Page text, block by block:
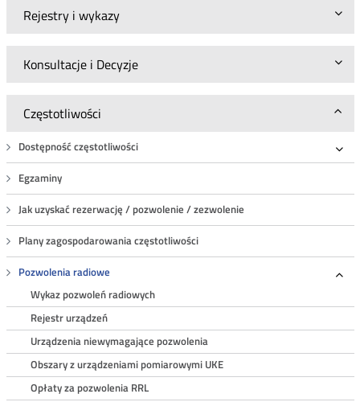
Rejestry i wykazy
Konsultacje i Decyzje
Częstotliwości
Dostępność częstotliwości
Egzaminy
Jak uzyskać rezerwację / pozwolenie / zezwolenie
Plany zagospodarowania częstotliwości
Pozwolenia radiowe
Wykaz pozwoleń radiowych
Rejestr urządzeń
Urządzenia niewymagające pozwolenia
Obszary z urządzeniami pomiarowymi UKE
Opłaty za pozwolenia RRL